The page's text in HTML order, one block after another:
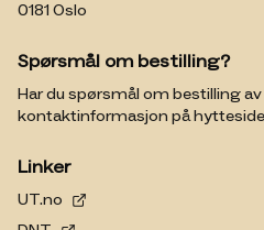
0181 Oslo
Spørsmål om bestilling?
Har du spørsmål om bestilling
kontaktinformasjon på
Linker
UT.no